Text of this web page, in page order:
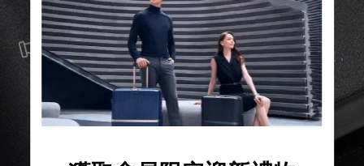
夠長久伴隨您身邊。
服務與維修
我們以最優質的物料製造產品，並提供可靠的服務支援，
確保無論任何情況，您的旅程始終領先一步。